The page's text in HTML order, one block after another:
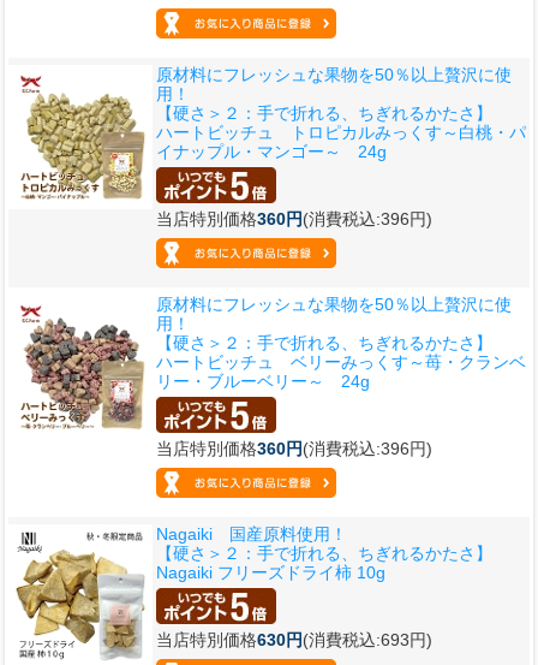
原材料にフレッシュな果物を50％以上贅沢に使
用！
【硬さ＞２：手で折れる、ちぎれるかたさ】
ハートビッチュ トロピカルみっくす～白桃・パ
イナップル・マンゴー～ 24g
当店特別価格360円(消費税込:396円)
原材料にフレッシュな果物を50％以上贅沢に使
用！
【硬さ＞２：手で折れる、ちぎれるかたさ】
ハートビッチュ ベリーみっくす～苺・クランベ
リー・ブルーベリー～ 24g
当店特別価格360円(消費税込:396円)
Nagaiki 国産原料使用！
【硬さ＞２：手で折れる、ちぎれるかたさ】
Nagaiki フリーズドライ柿 10g
当店特別価格630円(消費税込:693円)